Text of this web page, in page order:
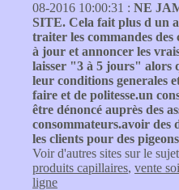
08-2016 10:00:31 : NE
SITE. Cela fait plus d un
traiter les commandes
à jour et annoncer les
laisser "3 à 5 jours" alors
leur conditions generales
faire et de politesse.un
être dénoncé auprès des
consommateurs.avoir des
les clients pour des
Voir d'autres sites sur le
produits capillaires, vente
ligne